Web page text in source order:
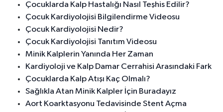
Çocuklarda Kalp Hastalığı Nasıl Teşhis Edilir?
Çocuk Kardiyolojisi Bilgilendirme Videosu
Çocuk Kardiyolojisi Nedir?
Çocuk Kardiyolojisi Tanıtım Videosu
Minik Kalplerin Yanında Her Zaman
Kardiyoloji ve Kalp Damar Cerrahisi Arasındaki Fark
Çocuklarda Kalp Atışı Kaç Olmalı?
Sağlıkla Atan Minik Kalpler İçin Buradayız
Aort Koarktasyonu Tedavisinde Stent Açma